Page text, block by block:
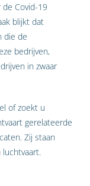
Covid-19
blijkt dat
die de
bedrijven,
in zwaar
of zoekt u
gerelateerde
Zij staan